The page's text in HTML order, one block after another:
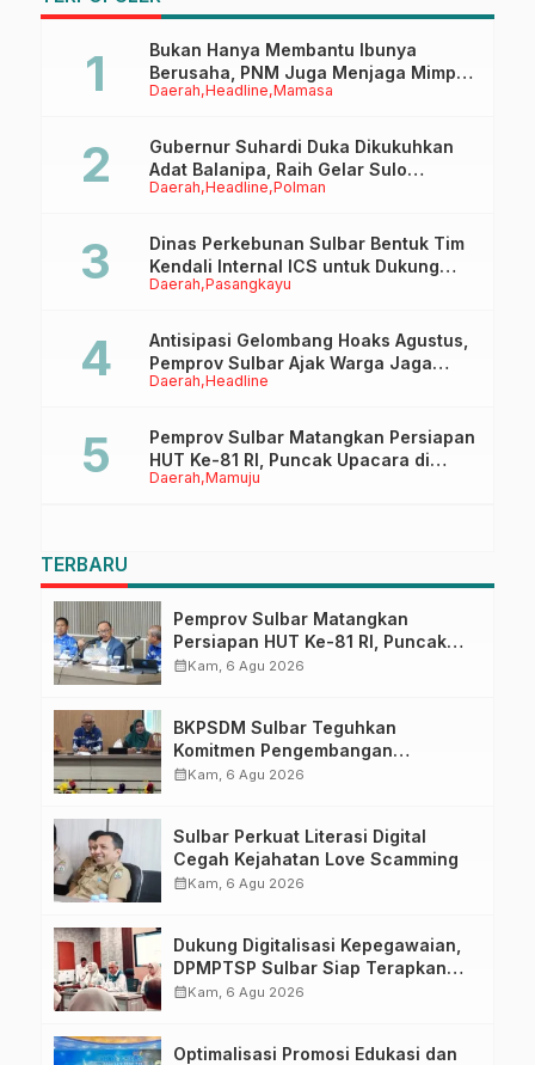
Daerah Headline Mamasa
Bukan Hanya Membantu Ibunya
Berusaha, PNM Juga Menjaga Mimpi
Anaknya Untuk Menggapai Cita-Cita
Daerah Headline Polman
Gubernur Suhardi Duka Dikukuhkan
Adat Balanipa, Raih Gelar Sulo
Tappidena
Daerah Pasangkayu
Dinas Perkebunan Sulbar Bentuk Tim
Kendali Internal ICS untuk Dukung
Sertifikasi ISPO Pekebun di
Daerah Headline
Antisipasi Gelombang Hoaks Agustus,
Pemprov Sulbar Ajak Warga Jaga
Ruang Digital
Daerah Mamuju
Pemprov Sulbar Matangkan Persiapan
HUT Ke-81 RI, Puncak Upacara di
Lapangan Ahmad Kirang
TERBARU
Pemprov Sulbar Matangkan
Persiapan HUT Ke-81 RI, Puncak
Upacara di Lapangan Ahmad
calendar_monthKam, 6 Agu 2026
BKPSDM Sulbar Teguhkan
Komitmen Pengembangan
Kompetensi ASN melalui
calendar_monthKam, 6 Agu 2026
Sulbar Perkuat Literasi Digital
Cegah Kejahatan Love Scamming
calendar_monthKam, 6 Agu 2026
Dukung Digitalisasi Kepegawaian,
DPMPTSP Sulbar Siap Terapkan
Aplikasi FLEKSI ASN
calendar_monthKam, 6 Agu 2026
Optimalisasi Promosi Edukasi dan